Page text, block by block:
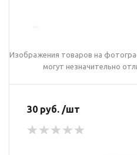
Изображения товаров на
могут незначительно
30 руб. /шт